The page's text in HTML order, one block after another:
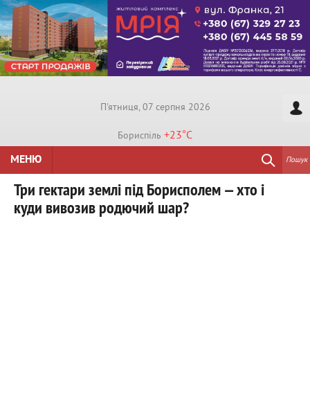
П'ятниця, 07 серпня 2026
Бориспiль +23°C
МЕНЮ
Пошук
Три гектари землі під Борисполем — хто і
куди вивозив родючий шар?